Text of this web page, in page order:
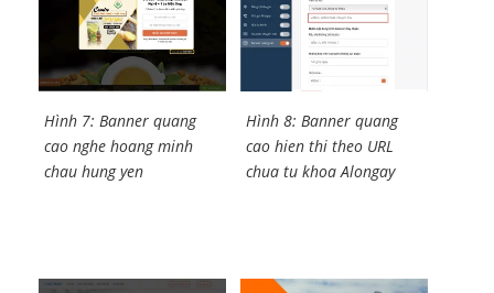
Hình 7: Banner quang
cao nghe hoang minh
chau hung yen
Hình 8: Banner quang
cao hien thi theo URL
chua tu khoa Alongay